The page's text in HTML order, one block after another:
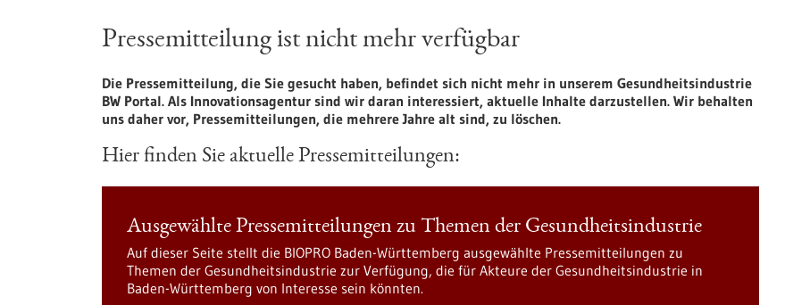
Pressemitteilung ist nicht mehr verfügbar
Die Pressemitteilung, die Sie gesucht haben, befindet sich nicht mehr in unserem Gesundheitsindustrie
BW Portal. Als Innovationsagentur sind wir daran interessiert, aktuelle Inhalte darzustellen. Wir behalten
uns daher vor, Pressemitteilungen, die mehrere Jahre alt sind, zu löschen.
Hier finden Sie aktuelle Pressemitteilungen:
Ausgewählte Pressemitteilungen zu Themen der Gesundheitsindustrie
Auf dieser Seite stellt die BIOPRO Baden-Württemberg ausgewählte Pressemitteilungen zu
Themen der Gesundheitsindustrie zur Verfügung, die für Akteure der Gesundheitsindustrie in
Baden-Württemberg von Interesse sein könnten.